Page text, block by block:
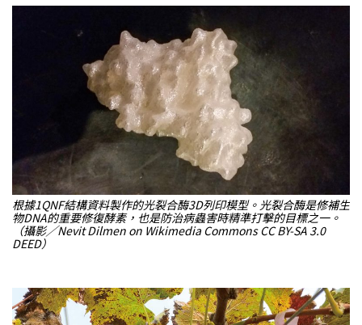
根據1QNF結構資料製作的光裂合酶3D列印模型。光裂合酶是修補生
物DNA的重要修復酵素，也是防治病蟲害時精準打擊的目標之一。
（攝影╱Nevit Dilmen on Wikimedia Commons CC BY-SA 3.0
DEED）